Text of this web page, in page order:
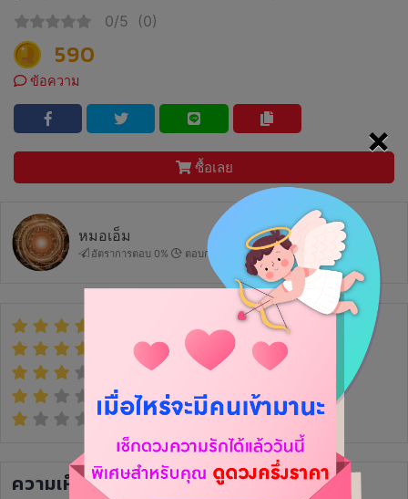
×
0/5
(0)
590
ข้อความ
ซื้อเลย
หมอเอ็ม
อัตราการตอบ 0% ตอบกลับ : -
(0)
(0)
ความเห็น(0)